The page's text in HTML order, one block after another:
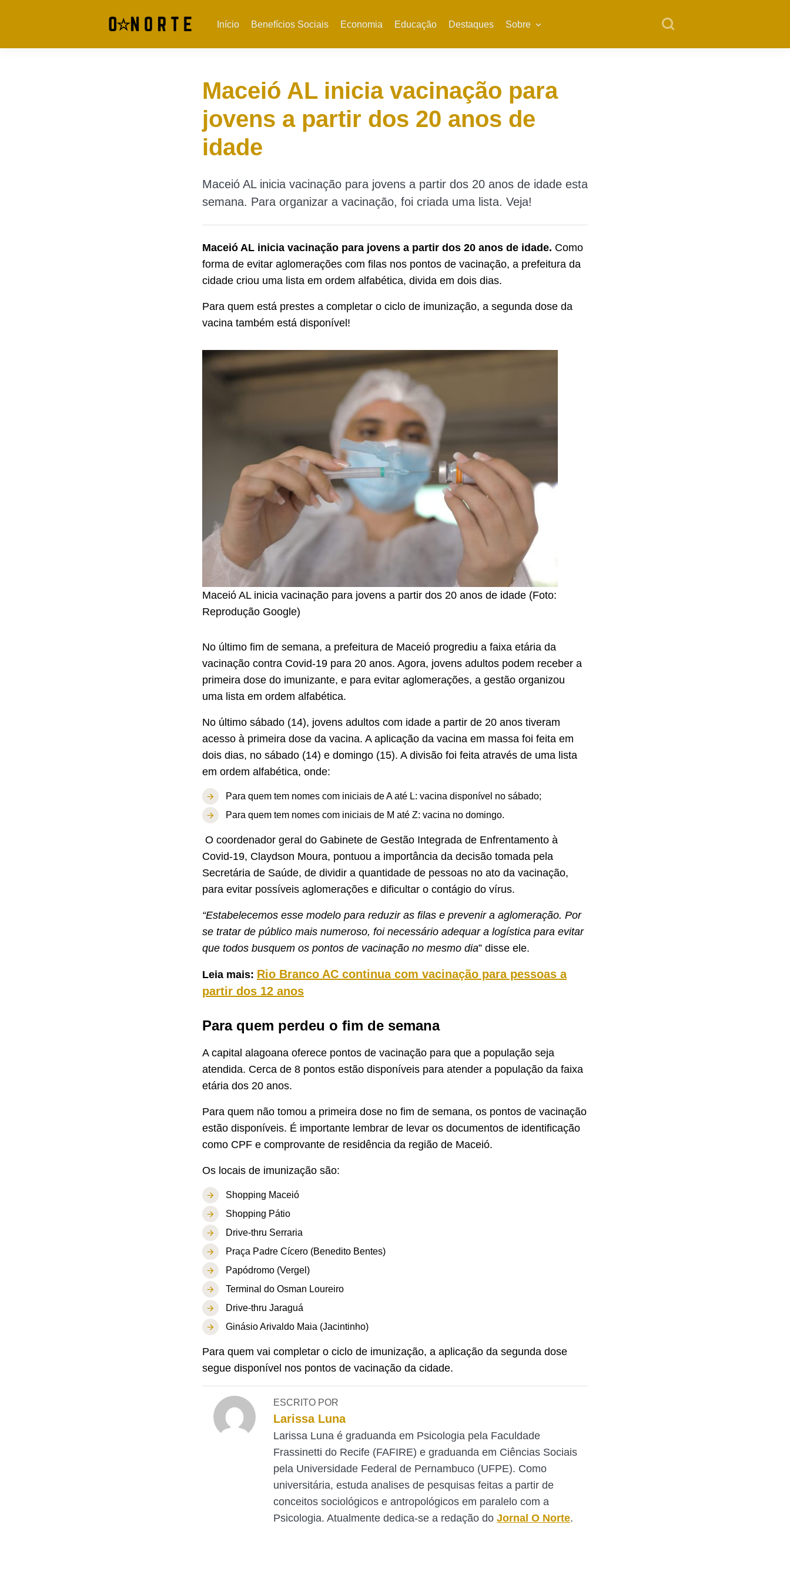
Início Benefícios Sociais Economia Educação Destaques Sobre
Maceió AL inicia vacinação para
jovens a partir dos 20 anos de
idade
Maceió AL inicia vacinação para jovens a partir dos 20 anos de idade esta
semana. Para organizar a vacinação, foi criada uma lista. Veja!
Maceió AL inicia vacinação para jovens a partir dos 20 anos de idade. Como
forma de evitar aglomerações com filas nos pontos de vacinação, a prefeitura da
cidade criou uma lista em ordem alfabética, divida em dois dias.
Para quem está prestes a completar o ciclo de imunização, a segunda dose da
vacina também está disponível!
Maceió AL inicia vacinação para jovens a partir dos 20 anos de idade (Foto:
Reprodução Google)
No último fim de semana, a prefeitura de Maceió progrediu a faixa etária da
vacinação contra Covid-19 para 20 anos. Agora, jovens adultos podem receber a
primeira dose do imunizante, e para evitar aglomerações, a gestão organizou
uma lista em ordem alfabética.
No último sábado (14), jovens adultos com idade a partir de 20 anos tiveram
acesso à primeira dose da vacina. A aplicação da vacina em massa foi feita em
dois dias, no sábado (14) e domingo (15). A divisão foi feita através de uma lista
em ordem alfabética, onde:
Para quem tem nomes com iniciais de A até L: vacina disponível no sábado;
Para quem tem nomes com iniciais de M até Z: vacina no domingo.
O coordenador geral do Gabinete de Gestão Integrada de Enfrentamento à
Covid-19, Claydson Moura, pontuou a importância da decisão tomada pela
Secretária de Saúde, de dividir a quantidade de pessoas no ato da vacinação,
para evitar possíveis aglomerações e dificultar o contágio do vírus.
“Estabelecemos esse modelo para reduzir as filas e prevenir a aglomeração. Por
se tratar de público mais numeroso, foi necessário adequar a logística para evitar
que todos busquem os pontos de vacinação no mesmo dia” disse ele.
Leia mais: Rio Branco AC continua com vacinação para pessoas a
partir dos 12 anos
Para quem perdeu o fim de semana
A capital alagoana oferece pontos de vacinação para que a população seja
atendida. Cerca de 8 pontos estão disponíveis para atender a população da faixa
etária dos 20 anos.
Para quem não tomou a primeira dose no fim de semana, os pontos de vacinação
estão disponíveis. É importante lembrar de levar os documentos de identificação
como CPF e comprovante de residência da região de Maceió.
Os locais de imunização são:
Shopping Maceió
Shopping Pátio
Drive-thru Serraria
Praça Padre Cícero (Benedito Bentes)
Papódromo (Vergel)
Terminal do Osman Loureiro
Drive-thru Jaraguá
Ginásio Arivaldo Maia (Jacintinho)
Para quem vai completar o ciclo de imunização, a aplicação da segunda dose
segue disponível nos pontos de vacinação da cidade.
ESCRITO POR
Larissa Luna
Larissa Luna é graduanda em Psicologia pela Faculdade
Frassinetti do Recife (FAFIRE) e graduanda em Ciências Sociais
pela Universidade Federal de Pernambuco (UFPE). Como
universitária, estuda analises de pesquisas feitas a partir de
conceitos sociológicos e antropológicos em paralelo com a
Psicologia. Atualmente dedica-se a redação do Jornal O Norte.